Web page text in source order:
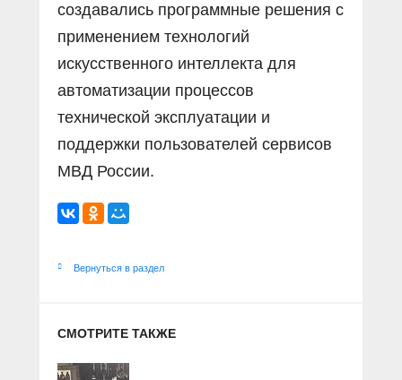
создавались программные решения с
применением технологий
искусственного интеллекта для
автоматизации процессов
технической эксплуатации и
поддержки пользователей сервисов
МВД России.
Вернуться в раздел
СМОТРИТЕ ТАКЖЕ